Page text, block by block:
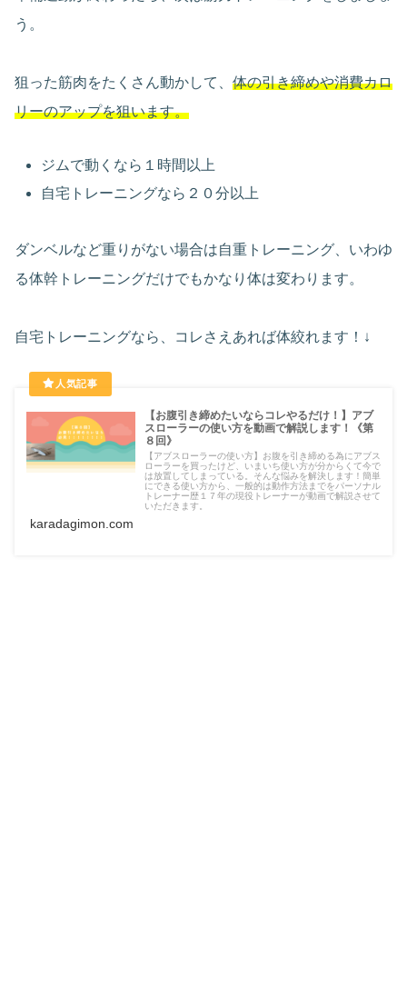
う。
狙った筋肉をたくさん動かして、 体の引き締めや消費カロ
リーのアップを狙います。
ジムで動くなら１時間以上
自宅トレーニングなら２０分以上
ダンベルなど重りがない場合は自重トレーニング、いわゆ
る体幹トレーニングだけでもかなり体は変わります。
自宅トレーニングなら、コレさえあれば体絞れます！↓
【お腹引き締めたいならコレやるだけ！】アブ
スローラーの使い方を動画で解説します！《第
８回》
【アブスローラーの使い方】お腹を引き締める為にアブス
ローラーを買ったけど、いまいち使い方が分からくて今で
は放置してしまっている。そんな悩みを解決します！簡単
にできる使い方から、一般的は動作方法までをパーソナル
トレーナー歴１７年の現役トレーナーが動画で解説させて
いただきます。
karadagimon.com